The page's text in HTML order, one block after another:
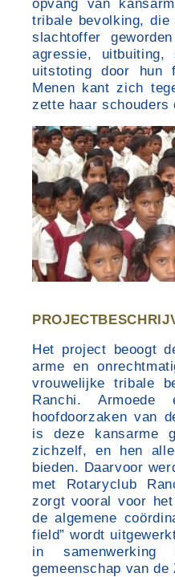
tribale bevolking,
slachtoffer
agressie,
uitstoting door hun
Menen kant zich
zette haar schouders
Het project beoogt
arme en
vrouwelijke tribale
Ranchi.
hoofdoorzaken van
is deze kansarme
zichzelf, en hen
bieden. Daarvoor
met Rotaryclub
zorgt vooral voor
de algemene
field” wordt
in
gemeenschap van